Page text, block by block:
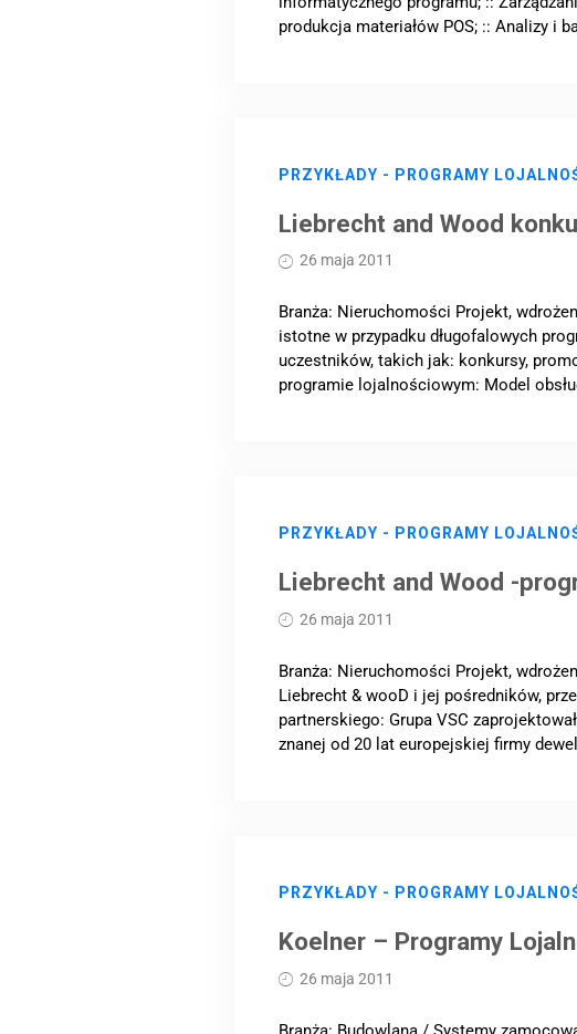
produkcja materiałów POS; :: Analizy i
PRZYKŁADY - PROGRAMY
Liebrecht and Wood
26 maja 2011
Branża: Nieruchomości Projekt,
istotne w przypadku długofalowych
uczestników, takich jak: konkursy,
programie lojalnościowym: Model
PRZYKŁADY - PROGRAMY
Liebrecht and Wood -
26 maja 2011
Branża: Nieruchomości Projekt,
Liebrecht & wooD i jej pośredników,
partnerskiego: Grupa VSC
znanej od 20 lat europejskiej firmy
PRZYKŁADY - PROGRAMY
Koelner – Programy
26 maja 2011